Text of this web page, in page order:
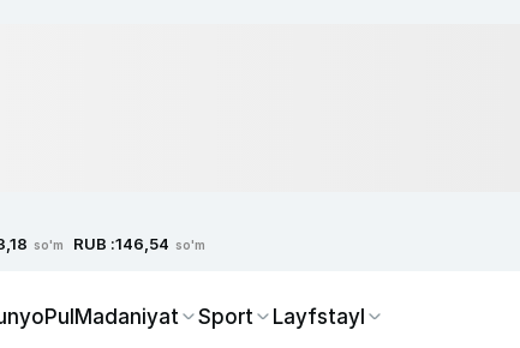
so'm RUB :146,54 so'm
PulMadaniyat Sport Layfstayl